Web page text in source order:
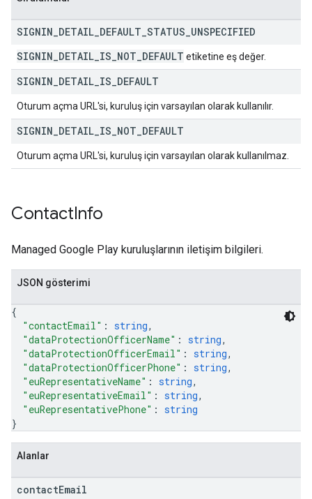
SIGNIN DETAIL DEFAULT STATUS UNSPECIFIED
SIGNIN DETAIL IS NOT DEFAULT etiketine eş değer.
SIGNIN DETAIL IS DEFAULT
Oturum açma URL'si, kuruluş için varsayılan olarak kullanılır.
SIGNIN DETAIL IS NOT DEFAULT
Oturum açma URL'si, kuruluş için varsayılan olarak kullanılmaz.
ContactInfo
Managed Google Play kuruluşlarının iletişim bilgileri.
JSON gösterimi
{
"contactEmail" : string,
"dataProtectionOfficerName" : string,
"dataProtectionOfficerEmail" : string,
"dataProtectionOfficerPhone" : string,
"euRepresentativeName" : string,
"euRepresentativeEmail" : string,
"euRepresentativePhone" : string
}
Alanlar
contactEmail